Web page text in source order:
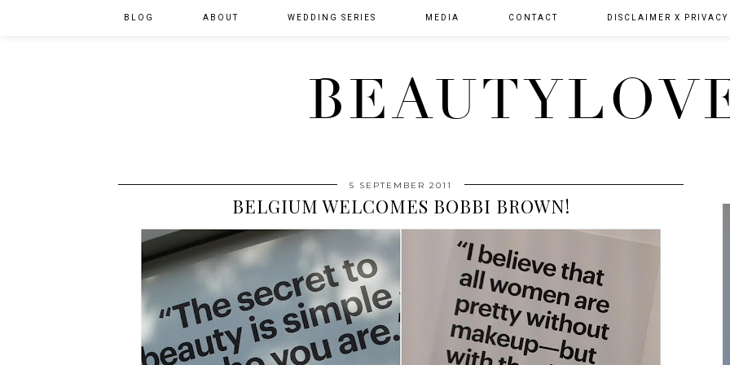
BLOG ABOUT WEDDING SERIES MEDIA CONTACT DISCLAIMER X PRIVACY
5 SEPTEMBER 2011
BELGIUM WELCOMES BOBBI BROWN!